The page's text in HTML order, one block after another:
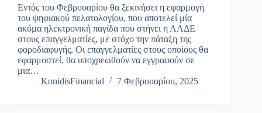
Εντός του Φεβρουαρίου θα ξεκινήσει η εφαρμογή
του ψηφιακού πελατολογίου, που αποτελεί μία
ακόμα ηλεκτρονική παγίδα που στήνει η ΑΑΔΕ
στους επαγγελματίες, με στόχο την πάταξη της
φοροδιαφυγής. Οι επαγγελματίες στους οποίους θα
εφαρμοστεί, θα υποχρεωθούν να εγγραφούν σε
μια…
KonidisFinancial
7 Φεβρουαρίου, 2025